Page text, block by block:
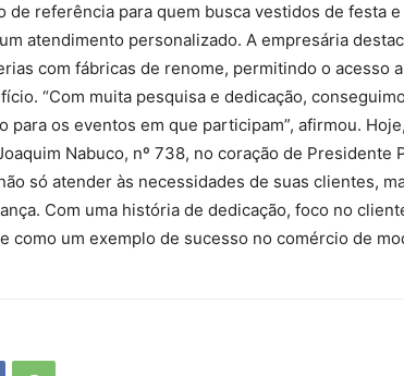
de referência para quem busca vestidos de festa
atendimento personalizado. A empresária
com fábricas de renome, permitindo o acesso
“Com muita pesquisa e dedicação,
para os eventos em que participam”, afirmou.
Nabuco, nº 738, no coração de
só atender às necessidades de suas clientes,
Com uma história de dedicação, foco no
como um exemplo de sucesso no comércio de